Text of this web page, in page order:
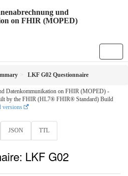
und
on FHIR (MOPED)
LKF G02 Questionnaire
Datenkommunikation on FHIR (MOPED) -
by the FHIR (HL7® FHIR® Standard) Build
versions
JSON TTL
LKF G02